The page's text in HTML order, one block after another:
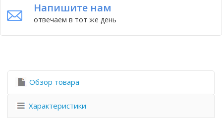
Напишите нам
отвечаем в тот же день
Обзор товара
Характеристики